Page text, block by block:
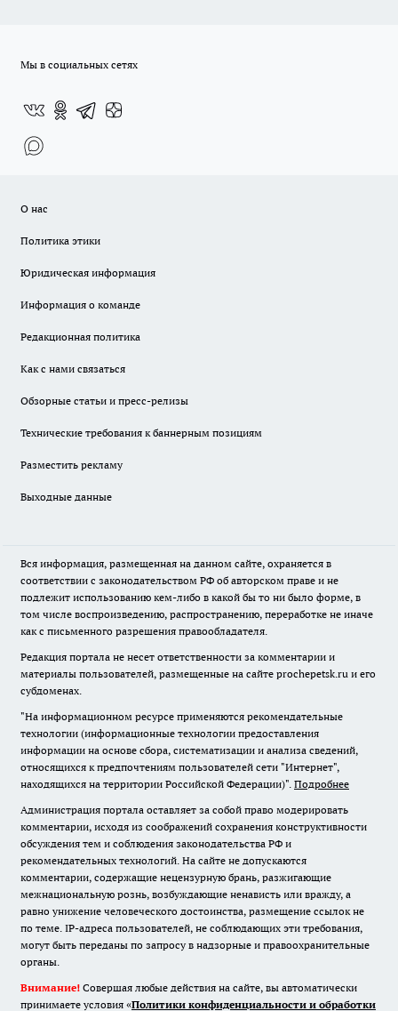
Мы в социальных сетях
О нас
Политика этики
Юридическая информация
Информация о команде
Редакционная политика
Как с нами связаться
Обзорные статьи и пресс-релизы
Технические требования к баннерным позициям
Разместить рекламу
Выходные данные
Вся информация, размещенная на данном сайте, охраняется в
соответствии с законодательством РФ об авторском праве и не
подлежит использованию кем-либо в какой бы то ни было форме, в
том числе воспроизведению, распространению, переработке не иначе
как с письменного разрешения правообладателя.
Редакция портала не несет ответственности за комментарии и
материалы пользователей, размещенные на сайте prochepetsk.ru и его
субдоменах.
"На информационном ресурсе применяются рекомендательные
технологии (информационные технологии предоставления
информации на основе сбора, систематизации и анализа сведений,
относящихся к предпочтениям пользователей сети "Интернет",
находящихся на территории Российской Федерации)". Подробнее
Администрация портала оставляет за собой право модерировать
комментарии, исходя из соображений сохранения конструктивности
обсуждения тем и соблюдения законодательства РФ и
рекомендательных технологий. На сайте не допускаются
комментарии, содержащие нецензурную брань, разжигающие
межнациональную рознь, возбуждающие ненависть или вражду, а
равно унижение человеческого достоинства, размещение ссылок не
по теме. IP-адреса пользователей, не соблюдающих эти требования,
могут быть переданы по запросу в надзорные и правоохранительные
органы.
Внимание! Совершая любые действия на сайте, вы автоматически
принимаете условия «Политики конфиденциальности и обработки